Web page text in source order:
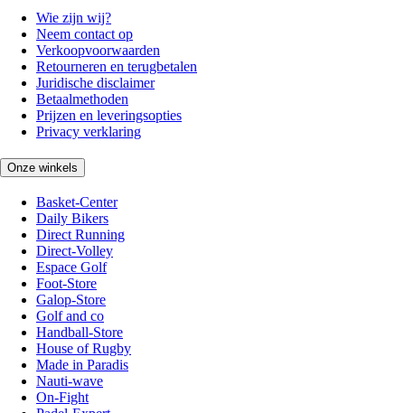
Wie zijn wij?
Neem contact op
Verkoopvoorwaarden
Retourneren en terugbetalen
Juridische disclaimer
Betaalmethoden
Prijzen en leveringsopties
Privacy verklaring
Onze winkels
Basket-Center
Daily Bikers
Direct Running
Direct-Volley
Espace Golf
Foot-Store
Galop-Store
Golf and co
Handball-Store
House of Rugby
Made in Paradis
Nauti-wave
On-Fight